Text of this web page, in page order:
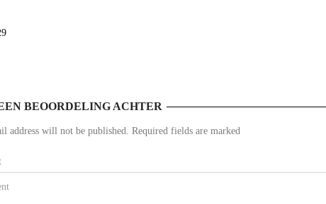
BEOORDELING ACHTER
address will not be published. Required fields are marked